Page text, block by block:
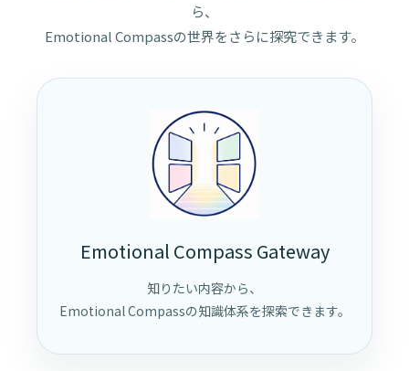
ら、
Emotional Compassの世界をさらに探究できます。
Emotional Compass Gateway
知りたい内容から、
Emotional Compassの知識体系を探索できます。